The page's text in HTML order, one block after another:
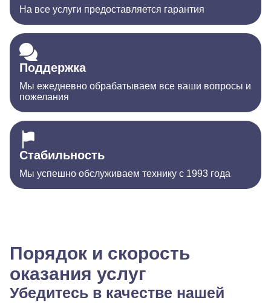
На все услуги предоставляется гарантия
Поддержка
Мы ежедневно обрабатываем все ваши вопросы и
пожелания
Стабильность
Мы успешно обслуживаем технику с 1993 года
Порядок и скорость
оказания услуг
Убедитесь в качестве нашей